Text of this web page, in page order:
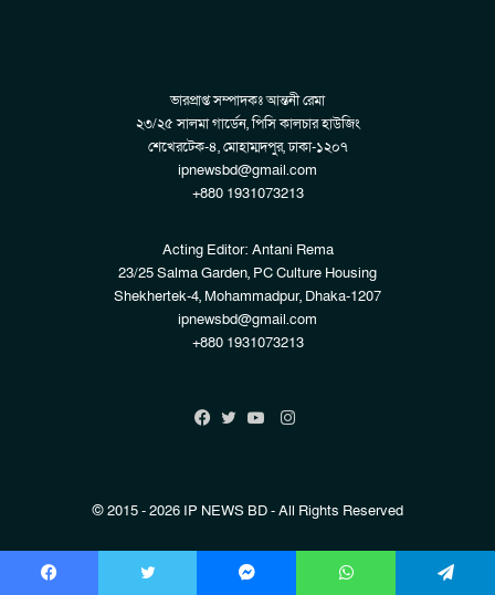
ভারপ্রাপ্ত সম্পাদকঃ আন্তনী রেমা
২৩/২৫ সালমা গার্ডেন, পিসি কালচার হাউজিং
শেখেরটেক-৪, মোহাম্মদপুর, ঢাকা-১২০৭
ipnewsbd@gmail.com
+880 1931073213
Acting Editor: Antani Rema
23/25 Salma Garden, PC Culture Housing
Shekhertek-4, Mohammadpur, Dhaka-1207
ipnewsbd@gmail.com
+880 1931073213
Instagram
© 2015 - 2026 IP NEWS BD - All Rights Reserved